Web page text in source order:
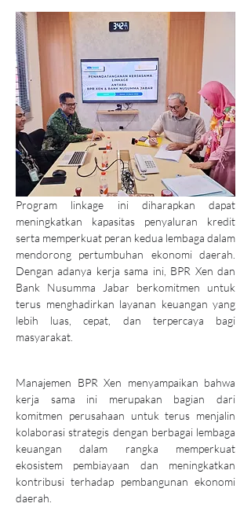
Program linkage ini diharapkan dapat
meningkatkan kapasitas penyaluran kredit
serta memperkuat peran kedua lembaga dalam
mendorong pertumbuhan ekonomi daerah.
Dengan adanya kerja sama ini, BPR Xen dan
Bank Nusumma Jabar berkomitmen untuk
terus menghadirkan layanan keuangan yang
lebih luas, cepat, dan terpercaya bagi
masyarakat.
Manajemen BPR Xen menyampaikan bahwa
kerja sama ini merupakan bagian dari
komitmen perusahaan untuk terus menjalin
kolaborasi strategis dengan berbagai lembaga
keuangan dalam rangka memperkuat
ekosistem pembiayaan dan meningkatkan
kontribusi terhadap pembangunan ekonomi
daerah.